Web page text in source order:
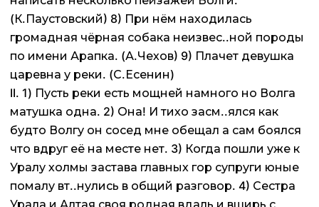
(К.Паустовский) 8) При нём находилась
громадная чёрная собака неизвес..ной породы
по имени Арапка. (А.Чехов) 9) Плачет девушка
царевна у реки. (С.Есенин)
II. 1) Пусть реки есть мощней намного но Волга
матушка одна. 2) Она! И тихо засм..ялся как
будто Волгу он сосед мне обещал а сам боялся
что вдруг её на месте нет. 3) Когда пошли уже к
Уралу холмы застава главных гор супруги юные
помалу вт..нулись в общий разговор. 4) Сестра
Урала и Алтая своя родная вдаль и вширь с